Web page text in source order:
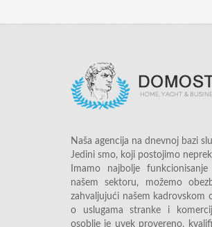
Naša agencija na dnevnoj bazi
Jedini smo, koji postojimo
Imamo najbolje
našem sektoru, možemo
zahvaljujući našem kadrovskom
o uslugama stranke i
osoblje je uvek provereno,